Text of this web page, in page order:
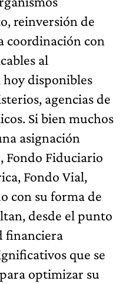
reinversión de
coordinación con
al
disponibles
agencias de
Si bien muchos
asignación
Fondo Fiduciario
Fondo Vial,
con su forma de
desde el punto
financiera
que se
optimizar su